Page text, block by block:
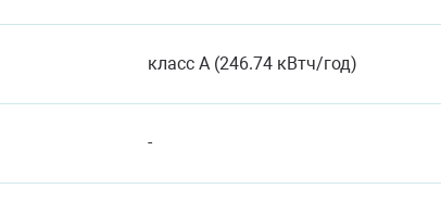
класс A (246.74 кВтч/год)
-